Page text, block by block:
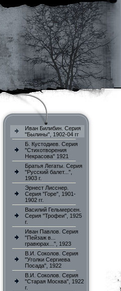
Иван Билибин. Серия
"Былины", 1902-04 гг
Б. Кустодиев. Серия
"Стихотворения
Некрасова" 1921
Братья Легаты. Серия
"Русский балет...",
1903 г.
Эрнест Лисснер.
Серия "Горе", 1901-
1902 гг.
Василий Гельмерсен.
Серия "Трофеи", 1925
г.
Иван Павлов. Серия
"Пейзаж в...
гравюрах...", 1923
В.И. Соколов. Серия
"Уголки Сергиева
Посада", 1922
В.И. Соколов. Серия
"Старая Москва", 1922
г.